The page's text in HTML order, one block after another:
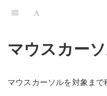
マウスカー
マウスカーソルを対象まで